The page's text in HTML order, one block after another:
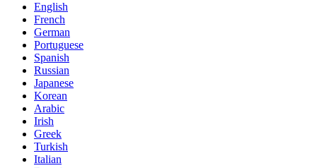
English
French
German
Portuguese
Spanish
Russian
Japanese
Korean
Arabic
Irish
Greek
Turkish
Italian